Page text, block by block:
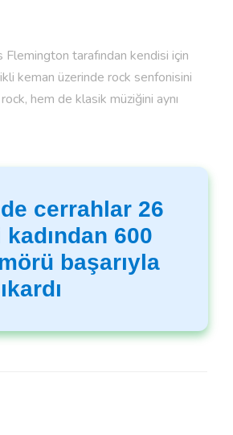
Flemington tarafından kendisi için
keman üzerinde rock senfonisini
hem de klasik müziğini aynı
cerrahlar 26
600
başarıyla